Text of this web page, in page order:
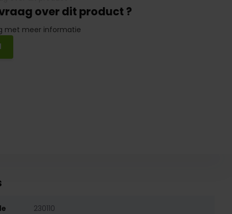
over dit product ?
met meer informatie
230110